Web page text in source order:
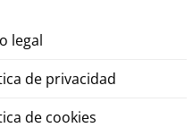
legal
de privacidad
de cookies